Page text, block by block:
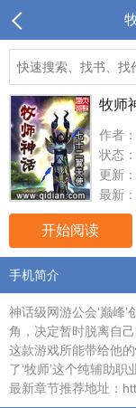
牧师
作者
状态
更新
最新：
开始阅读
手机简介
神话级网游公会‘巅峰
角，决定暂时脱离自
这款游戏所能带给他
了‘牧师’这个纯辅助
最新章节推荐地址：